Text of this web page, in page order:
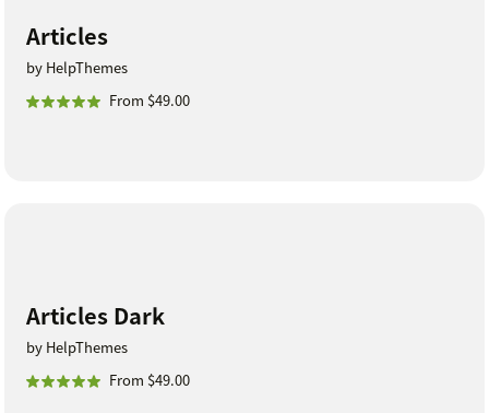
Articles
by HelpThemes
From $49.00
Articles Dark
by HelpThemes
From $49.00